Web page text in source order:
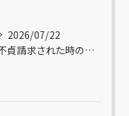
2026/07/22
不貞請求された時の無料相談の重要性